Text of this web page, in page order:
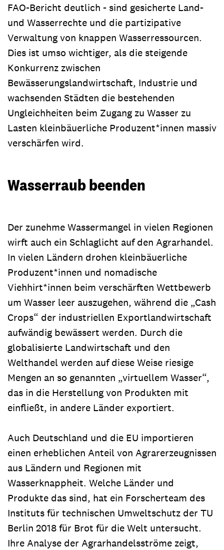
FAO-Bericht deutlich - sind gesicherte Land-
und Wasserrechte und die partizipative
Verwaltung von knappen Wasserressourcen.
Dies ist umso wichtiger, als die steigende
Konkurrenz zwischen
Bewässerungslandwirtschaft, Industrie und
wachsenden Städten die bestehenden
Ungleichheiten beim Zugang zu Wasser zu
Lasten kleinbäuerliche Produzent*innen massiv
verschärfen wird.
Wasserraub beenden
Der zunehme Wassermangel in vielen Regionen
wirft auch ein Schlaglicht auf den Agrarhandel.
In vielen Ländern drohen kleinbäuerliche
Produzent*innen und nomadische
Viehhirt*innen beim verschärften Wettbewerb
um Wasser leer auszugehen, während die „Cash
Crops“ der industriellen Exportlandwirtschaft
aufwändig bewässert werden. Durch die
globalisierte Landwirtschaft und den
Welthandel werden auf diese Weise riesige
Mengen an so genannten „virtuellem Wasser“,
das in die Herstellung von Produkten mit
einfließt, in andere Länder exportiert.
Auch Deutschland und die EU importieren
einen erheblichen Anteil von Agrarerzeugnissen
aus Ländern und Regionen mit
Wasserknappheit. Welche Länder und
Produkte das sind, hat ein Forscherteam des
Instituts für technischen Umweltschutz der TU
Berlin 2018 für Brot für die Welt untersucht.
Ihre Analyse der Agrarhandelsströme zeigt,